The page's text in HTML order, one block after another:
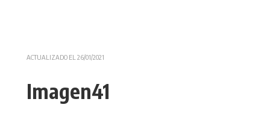
ACTUALIZADO EL 26/01/2021
Imagen41